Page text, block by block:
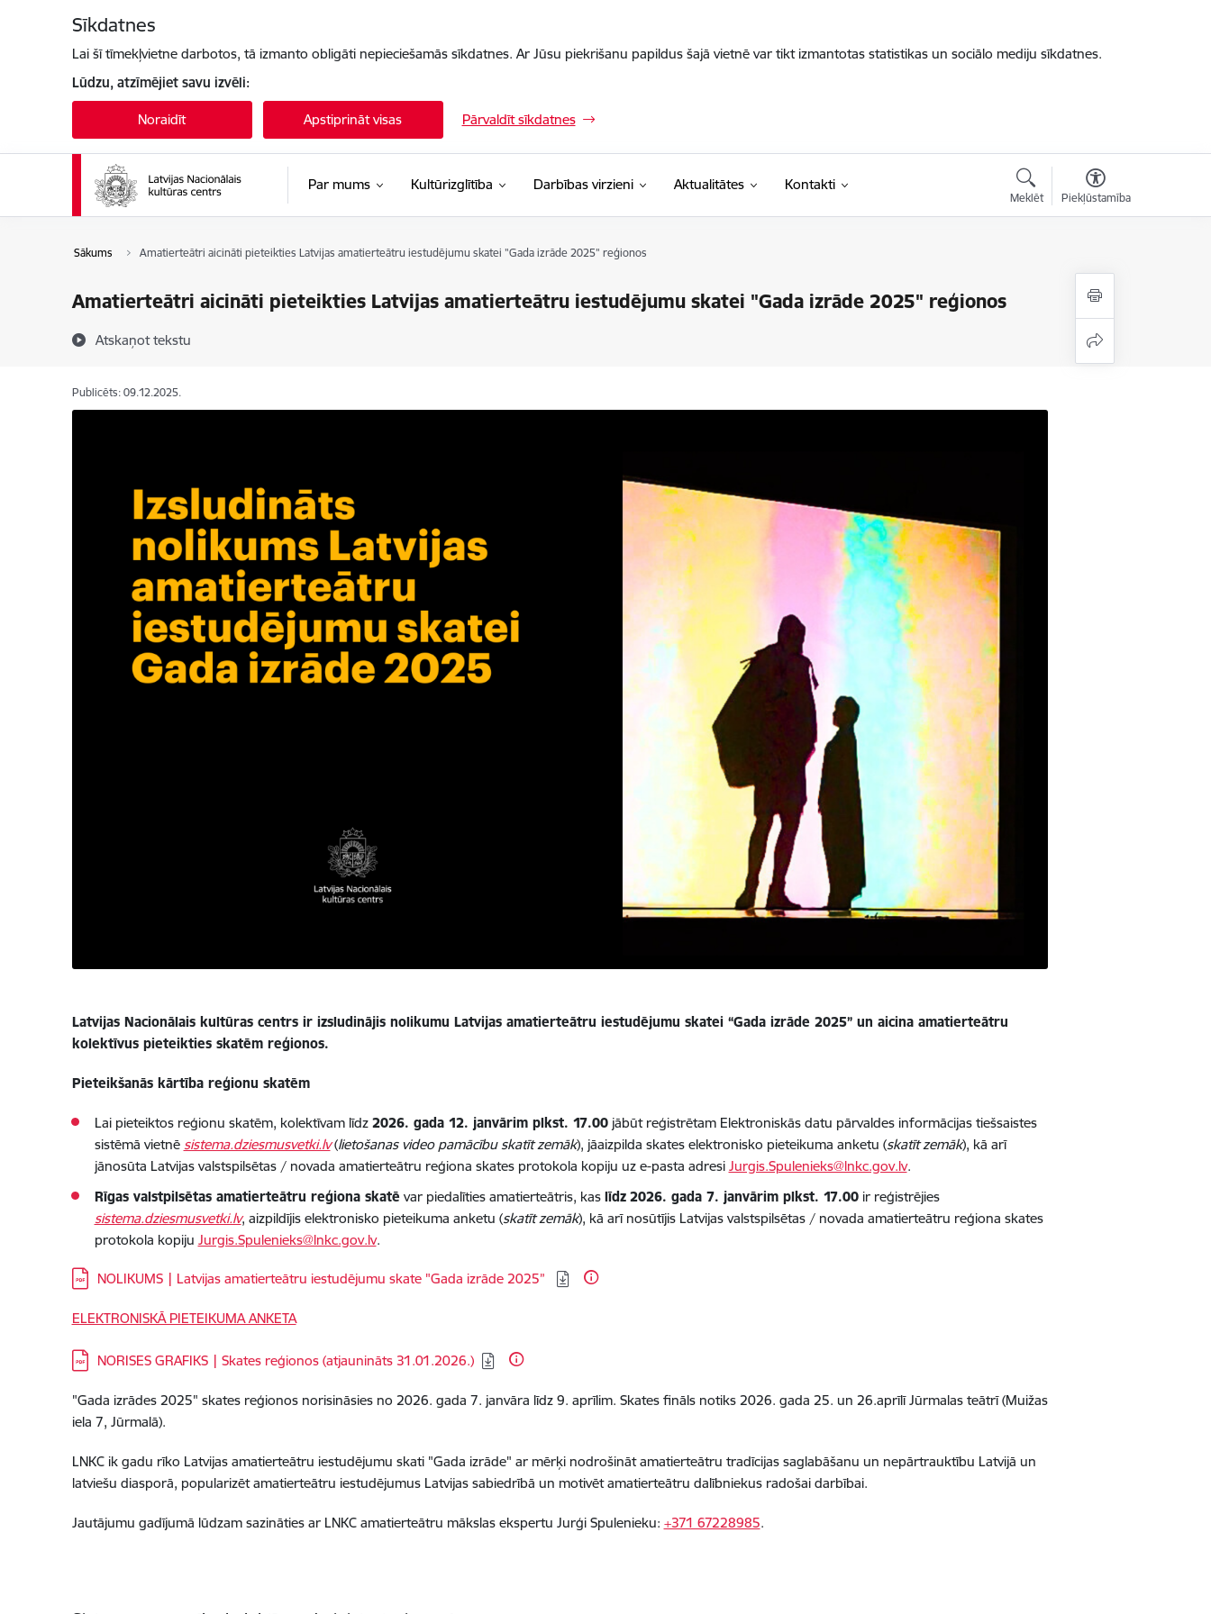
Sīkdatnes
Lai šī tīmekļvietne darbotos, tā izmanto obligāti nepieciešamās sīkdatnes. Ar Jūsu piekrišanu papildus šajā vietnē var tikt izmantotas statistikas un sociālo mediju sīkdatnes.
Lūdzu, atzīmējiet savu izvēli:
Noraidīt Apstiprināt visas Pārvaldīt sīkdatnes
Par mums Kultūrizglītība Darbības virzieni Aktualitātes Kontakti
Meklēt Piekļūstamība
Sākums Amatierteātri aicināti pieteikties Latvijas amatierteātru iestudējumu skatei "Gada izrāde 2025" reģionos
Amatierteātri aicināti pieteikties Latvijas amatierteātru iestudējumu skatei "Gada izrāde 2025" reģionos
Atskaņot tekstu
Publicēts: 09.12.2025.
Latvijas Nacionālais kultūras centrs ir izsludinājis nolikumu Latvijas amatierteātru iestudējumu skatei “Gada izrāde 2025” un aicina amatierteātru
kolektīvus pieteikties skatēm reģionos.
Pieteikšanās kārtība reģionu skatēm
Lai pieteiktos reģionu skatēm, kolektīvam līdz 2026. gada 12. janvārim plkst. 17.00jābūt reģistrētam Elektroniskās datu pārvaldes informācijas tiešsaistes
sistēmā vietnē sistema.dziesmusvetki.lv(lietošanas video pamācību skatīt zemāk), jāaizpilda skates elektronisko pieteikuma anketu (skatīt zemāk), kā arī
jānosūta Latvijas valstspilsētas / novada amatierteātru reģiona skates protokola kopiju uz e-pasta adresi Jurgis.Spulenieks@lnkc.gov.lv.
Rīgas valstpilsētas amatierteātru reģiona skatēvar piedalīties amatierteātris, kas līdz 2026. gada 7. janvārim plkst. 17.00ir reģistrējies
sistema.dziesmusvetki.lv, aizpildījis elektronisko pieteikuma anketu (skatīt zemāk), kā arī nosūtījis Latvijas valstspilsētas / novada amatierteātru reģiona skates
protokola kopiju Jurgis.Spulenieks@lnkc.gov.lv.
Lejupielādēt:
NOLIKUMS | Latvijas amatierteātru iestudējumu skate "Gada izrāde 2025”
ELEKTRONISKĀ PIETEIKUMA ANKETA
Lejupielādēt:
NORISES GRAFIKS | Skates reģionos (atjaunināts 31.01.2026.)
"Gada izrādes 2025" skates reģionos norisināsies no 2026. gada 7. janvāra līdz 9. aprīlim. Skates fināls notiks 2026. gada 25. un 26.aprīlī Jūrmalas teātrī (Muižas
iela 7, Jūrmalā).
LNKC ik gadu rīko Latvijas amatierteātru iestudējumu skati "Gada izrāde" ar mērķi nodrošināt amatierteātru tradīcijas saglabāšanu un nepārtrauktību Latvijā un
latviešu diasporā, popularizēt amatierteātru iestudējumus Latvijas sabiedrībā un motivēt amatierteātru dalībniekus radošai darbībai.
Jautājumu gadījumā lūdzam sazināties ar LNKC amatierteātru mākslas ekspertu Jurģi Spulenieku: +371 67228985.